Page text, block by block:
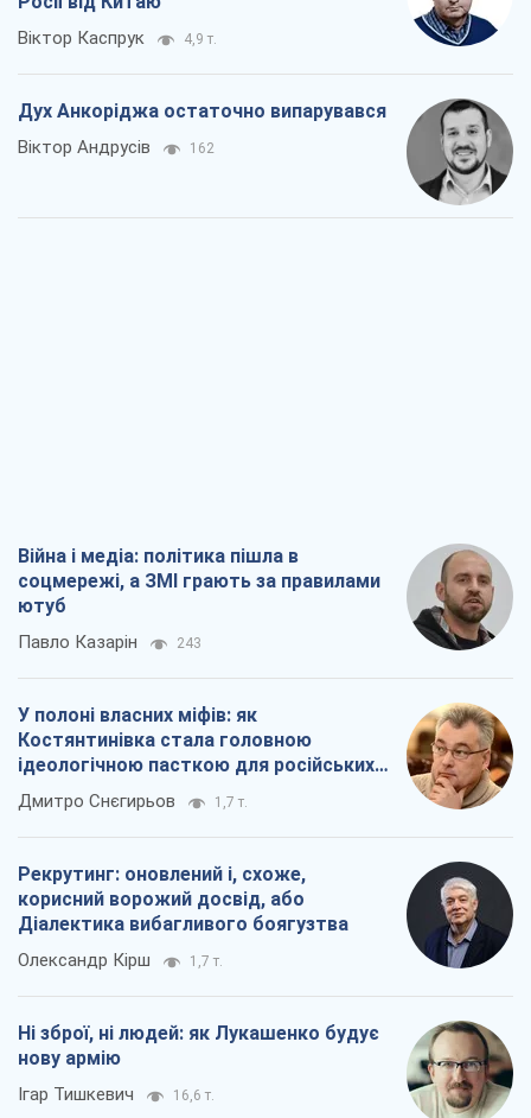
Віктор Каспрук 4,9 т.
Дух Анкоріджа остаточно випарувався
Віктор Андрусів 162
Війна і медіа: політика пішла в
соцмережі, а ЗМІ грають за правилами
ютуб
Павло Казарін 243
У полоні власних міфів: як
Костянтинівка стала головною
ідеологічною пасткою для російських
окупантів
Дмитро Снєгирьов 1,7 т.
Рекрутинг: оновлений і, схоже,
корисний ворожий досвід, або
Діалектика вибагливого боягузтва
Олександр Кірш 1,7 т.
Ні зброї, ні людей: як Лукашенко будує
нову армію
Ігар Тишкевич 16,6 т.